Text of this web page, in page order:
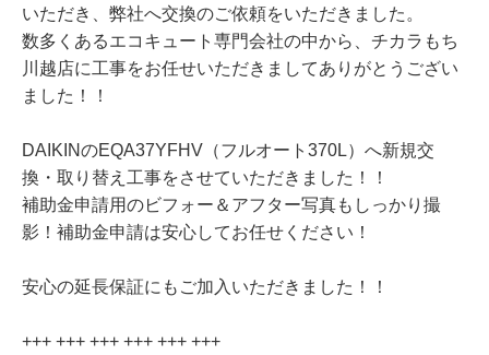
いただき、弊社へ交換のご依頼をいただきました。
数多くあるエコキュート専門会社の中から、チカラもち
川越店に工事をお任せいただきましてありがとうござい
ました！！
DAIKINのEQA37YFHV（フルオート370L）へ新規交
換・取り替え工事をさせていただきました！！
補助金申請用のビフォー＆アフター写真もしっかり撮
影！補助金申請は安心してお任せください！
安心の延長保証にもご加入いただきました！！
+++ +++ +++ +++ +++ +++